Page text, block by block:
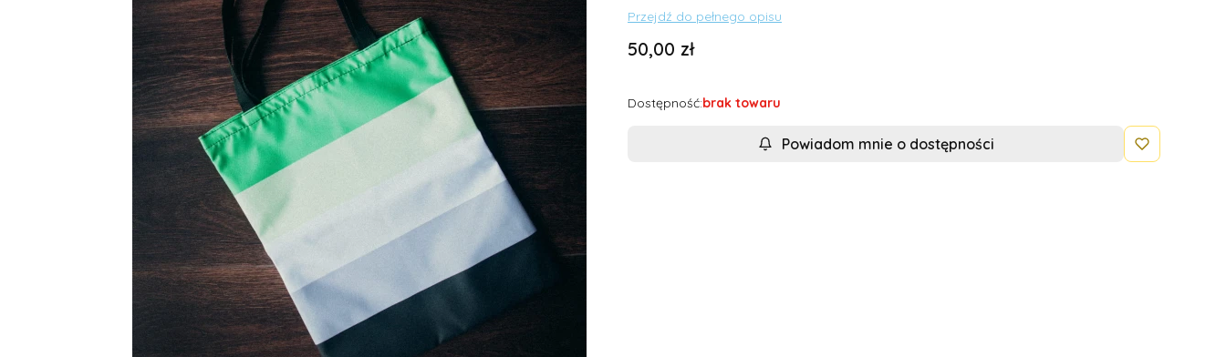
Przejdź do pełnego opisu
Cena
50,00 zł
Dostępność:brak towaru
Powiadom mnie o dostępności